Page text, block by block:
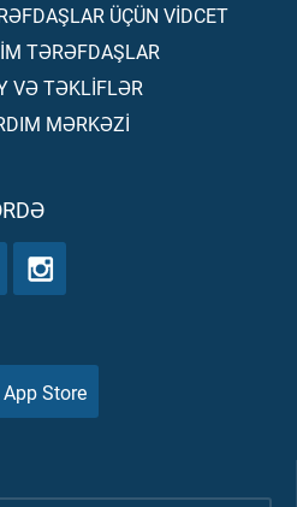
ÜÇÜN VİDCET
TƏRƏFDAŞLAR
VƏ TƏKLİFLƏR
MƏRKƏZİ
App Store